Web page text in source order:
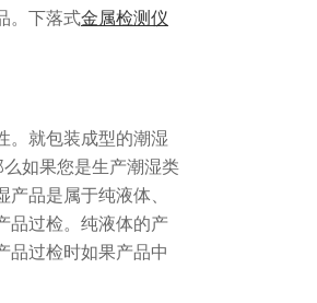
。下落式金属检测仪
。就包装成型的潮湿
如果您是生产潮湿类
品是属于纯液体、
品过检。纯液体的产
品过检时如果产品中